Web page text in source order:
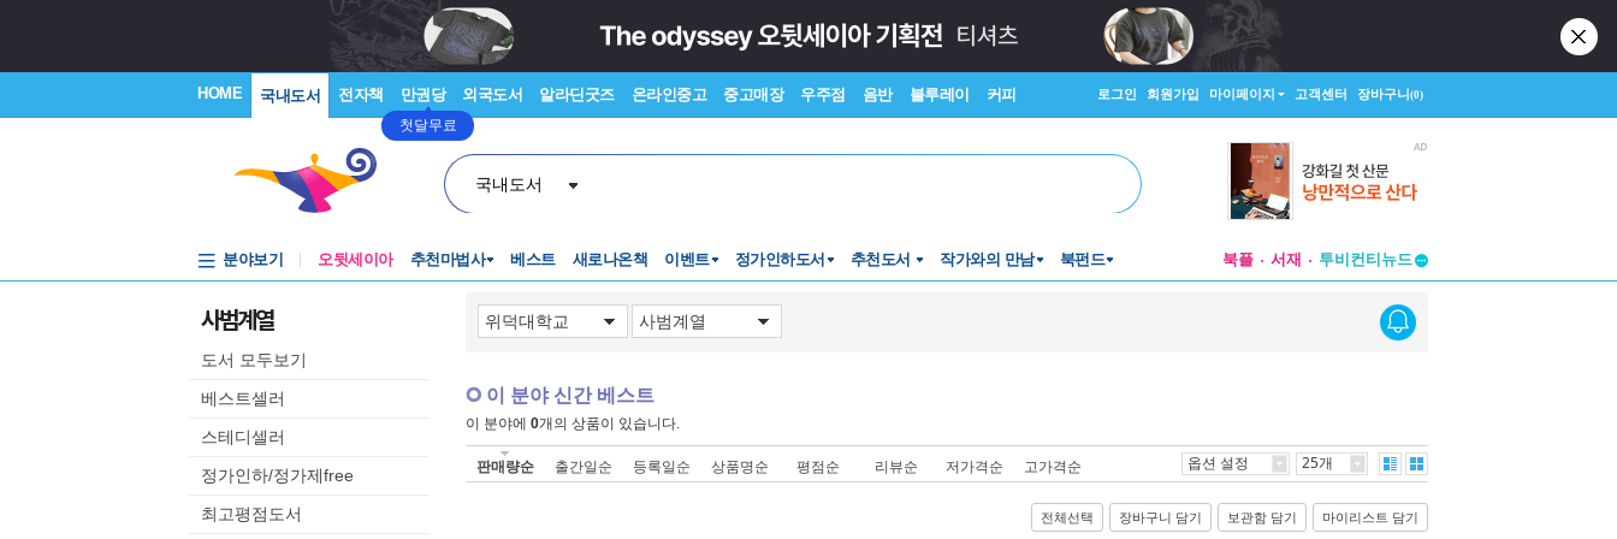
HOME 국내도서 전자책 만권당
첫달무료
외국도서 알라딘굿즈 온라인중고 중고매장 우주점 음반 블루레이 커피 로그인 회원가입 마이페이지 고객센터 장바구니(0)
국내도서
분야보기 오뒷세이아 추천마법사 베스트 새로나온책 이벤트 정가인하도서 추천도서 작가와의 만남 북펀드 북플 서재
투비컨티뉴드
투비컨티뉴드
사범계열
도서 모두보기
베스트셀러
스테디셀러
정가인하/정가제free
최고평점도서
이 분야 신간 베스트
이 분야에 0개의 상품이 있습니다.
판매량순 출간일순 등록일순 상품명순 평점순 리뷰순 저가격순 고가격순 옵션 설정 25개
전체선택 장바구니 담기 보관함 담기 마이리스트 담기